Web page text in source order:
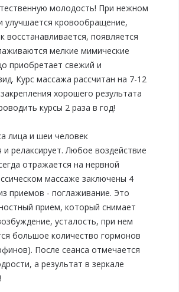
молодость! При нежном
улучшается кровообращение,
восстанавливается, появляется
мелкие мимические
приобретает свежий и
Курс массажа рассчитан на 7-12
хорошего результата
курсы 2 раза в год!
лица и шеи человек
и релаксирует. Любое воздействие
отражается на нервной
массаже заключены 4
приемов - поглаживание. Это
прием, который снимает
усталость, при нем
большое количество гормонов
После сеанса отмечается
а результат в зеркале